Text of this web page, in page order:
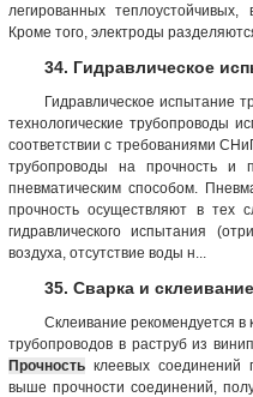
легированных теплоустойчивых,
Кроме того, электроды
34. Гидравлическое
Гидравлическое испытание
технологические трубопроводы
соответствии с требованиями
трубопроводы на прочность и
пневматическим способом.
прочность осуществляют в тех
гидравлического испытания
воздуха, отсутствие воды н...
35. Сварка и
Склеивание рекомендуется в
трубопроводов в раструб из
Прочность клеевых соединений
выше прочности соединений,